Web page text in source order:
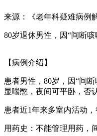
来源：《老年科疑难病
80岁退休男性，因“间断
【病例介绍】
患者男性，80岁，因“间
显喘憋，夜间可平卧，否
患者近1年来多室内活动
用药史：不能管理用药，